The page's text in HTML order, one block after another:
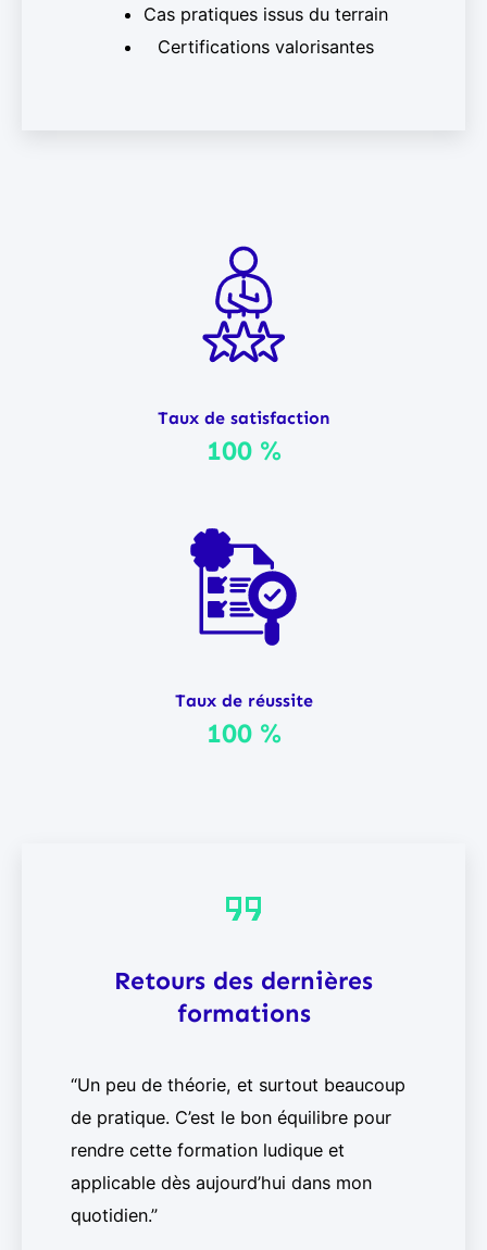
Cas pratiques issus du terrain
Certifications valorisantes
Taux de satisfaction
100 %
Taux de réussite
100 %
Retours des dernières
formations
“Un peu de théorie, et surtout beaucoup
de pratique. C’est le bon équilibre pour
rendre cette formation ludique et
applicable dès aujourd’hui dans mon
quotidien.”